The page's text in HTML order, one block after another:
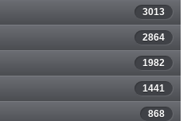
3013
2864
1982
1441
868